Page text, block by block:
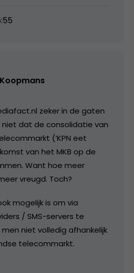
zeker in de gaten
dat de consolidatie van
(‘KPN eet
van het MKB op de
Want hoe meer
vreugd. Toch?
mogelijk is om via
/ SMS-servers te
niet volledig afhankelijk
telecommarkt.